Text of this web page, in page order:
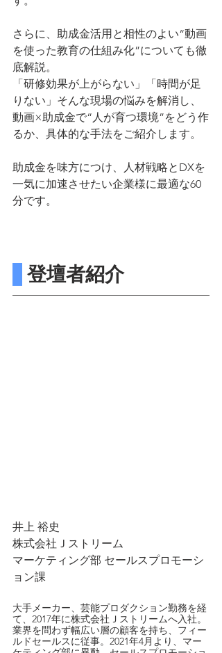
さらに、助成金活用と相性のよい“動画
を使った教育の仕組み化”についても徹
底解説。
「研修効果が上がらない」「時間が足
りない」そんな現場の悩みを解消し、
動画×助成金で“人が育つ環境”をどう作
るか、具体的な手法をご紹介します。
助成金を味方につけ、人材戦略とDXを
一気に加速させたい企業様に最適な60
分です。
登壇者紹介
井上 裕史
株式会社Ｊストリーム
マーケティング部 セールスプロモーシ
ョン課
大手メーカー、芸能プロダクション勤務を経
て、2017年に株式会社Ｊストリームへ入社。
業界を問わず幅広い層の顧客を持ち、フィー
ルドセールスに従事。2021年4月より、マー